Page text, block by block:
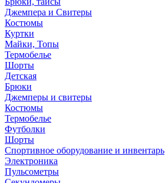
Джемпера и Свитеры
Костюмы
Куртки
Майки, Топы
Термобелье
Шорты
Детская
Брюки
Джемперы и свитеры
Костюмы
Термобелье
Футболки
Шорты
Спортивное оборудование и инвентарь
Электроника
Пульсометры